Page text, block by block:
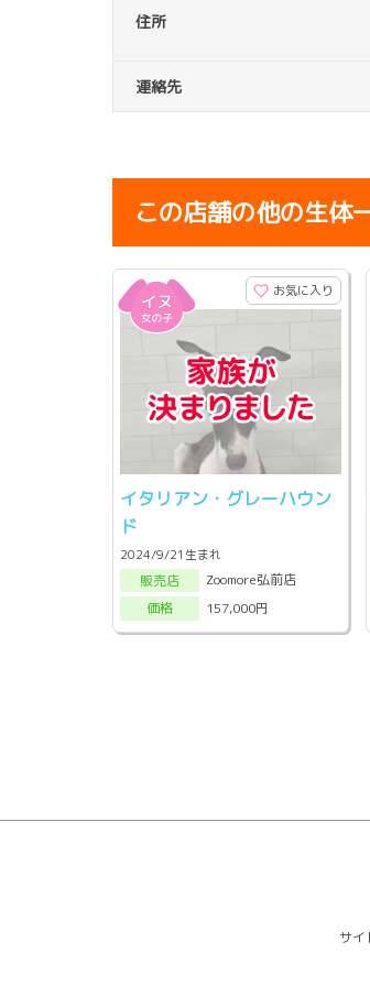
住所
連絡先
この店舗の他の生体
お気に入り
イタリアン・グレーハウン
ド
2024/9/21生まれ
販売店
Zoomore弘前店
価格
157,000円
サイ